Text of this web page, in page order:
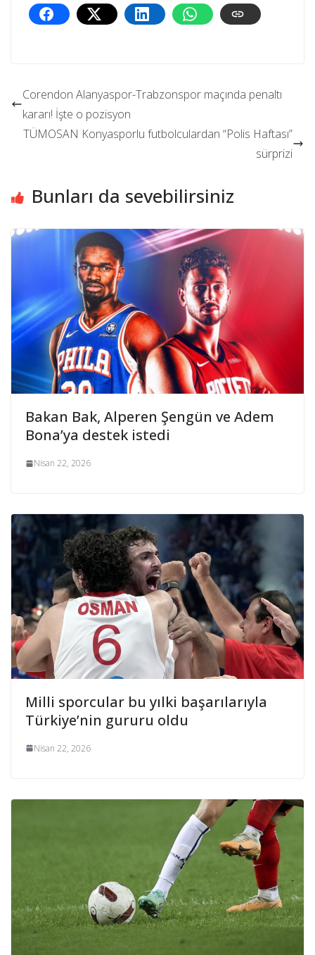
Corendon Alanyaspor-Trabzonspor maçında penaltı
kararı! İşte o pozisyon
TÜMOSAN Konyasporlu futbolculardan “Polis Haftası”
sürprizi
Bunları da sevebilirsiniz
Bakan Bak, Alperen Şengün ve Adem
Bona’ya destek istedi
Nisan 22, 2026
Milli sporcular bu yılki başarılarıyla
Türkiye’nin gururu oldu
Nisan 22, 2026